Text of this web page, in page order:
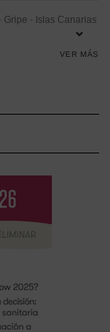
- Gripe - Islas Canarias
VER MÁS